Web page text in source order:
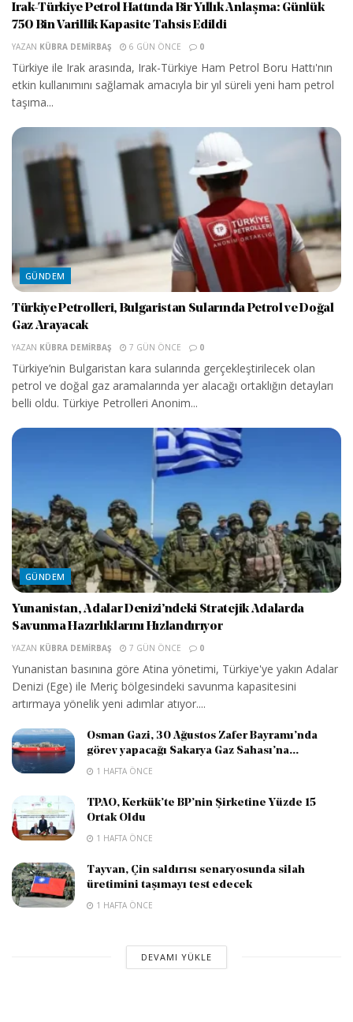
Irak-Türkiye Petrol Hattında Bir Yıllık Anlaşma: Günlük
750 Bin Varillik Kapasite Tahsis Edildi
YAZAN KÜBRA DEMIRBAŞ 6 GÜN ÖNCE 0
Türkiye ile Irak arasında, Irak-Türkiye Ham Petrol Boru Hattı'nın
etkin kullanımını sağlamak amacıyla bir yıl süreli yeni ham petrol
taşıma...
GÜNDEM
Türkiye Petrolleri, Bulgaristan Sularında Petrol ve Doğal
Gaz Arayacak
YAZAN KÜBRA DEMIRBAŞ 7 GÜN ÖNCE 0
Türkiye’nin Bulgaristan kara sularında gerçekleştirilecek olan
petrol ve doğal gaz aramalarında yer alacağı ortaklığın detayları
belli oldu. Türkiye Petrolleri Anonim...
GÜNDEM
Yunanistan, Adalar Denizi’ndeki Stratejik Adalarda
Savunma Hazırlıklarını Hızlandırıyor
YAZAN KÜBRA DEMIRBAŞ 7 GÜN ÖNCE 0
Yunanistan basınına göre Atina yönetimi, Türkiye'ye yakın Adalar
Denizi (Ege) ile Meriç bölgesindeki savunma kapasitesini
artırmaya yönelik yeni adımlar atıyor....
Osman Gazi, 30 Ağustos Zafer Bayramı’nda
görev yapacağı Sakarya Gaz Sahası’na...
1 HAFTA ÖNCE
TPAO, Kerkük’te BP’nin Şirketine Yüzde 15
Ortak Oldu
1 HAFTA ÖNCE
Tayvan, Çin saldırısı senaryosunda silah
üretimini taşımayı test edecek
1 HAFTA ÖNCE
DEVAMI YÜKLE